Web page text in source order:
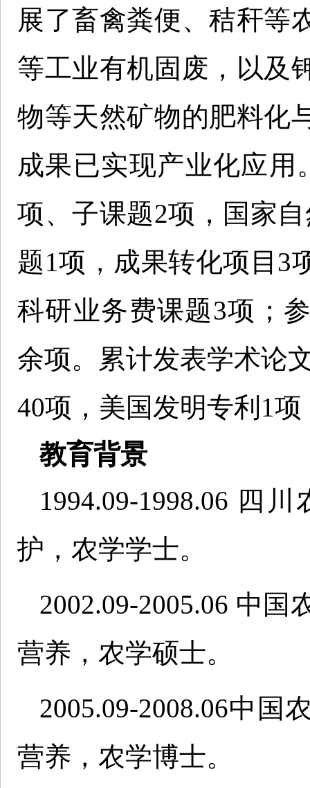
展了畜禽粪便、秸秆等
等工业有机固废，以及
物等天然矿物的肥料化
成果已实现产业化应用
项、子课题2项，国家
题1项，成果转化项目3
科研业务费课题3项；
余项。累计发表学术论
40项，美国发明专利1
教育背景
1994.09-1998.06 四
护，农学学士。
2002.09-2005.06 中
营养，农学硕士。
2005.09-2008.06中国
营养，农学博士。